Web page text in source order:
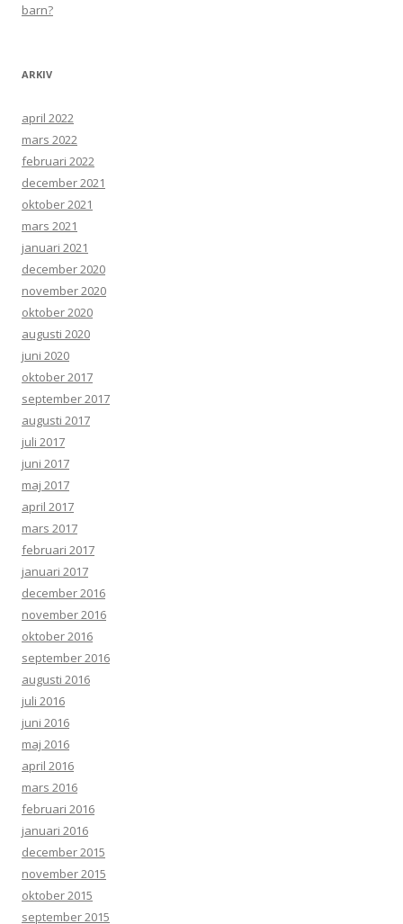
barn?
ARKIV
april 2022
mars 2022
februari 2022
december 2021
oktober 2021
mars 2021
januari 2021
december 2020
november 2020
oktober 2020
augusti 2020
juni 2020
oktober 2017
september 2017
augusti 2017
juli 2017
juni 2017
maj 2017
april 2017
mars 2017
februari 2017
januari 2017
december 2016
november 2016
oktober 2016
september 2016
augusti 2016
juli 2016
juni 2016
maj 2016
april 2016
mars 2016
februari 2016
januari 2016
december 2015
november 2015
oktober 2015
september 2015